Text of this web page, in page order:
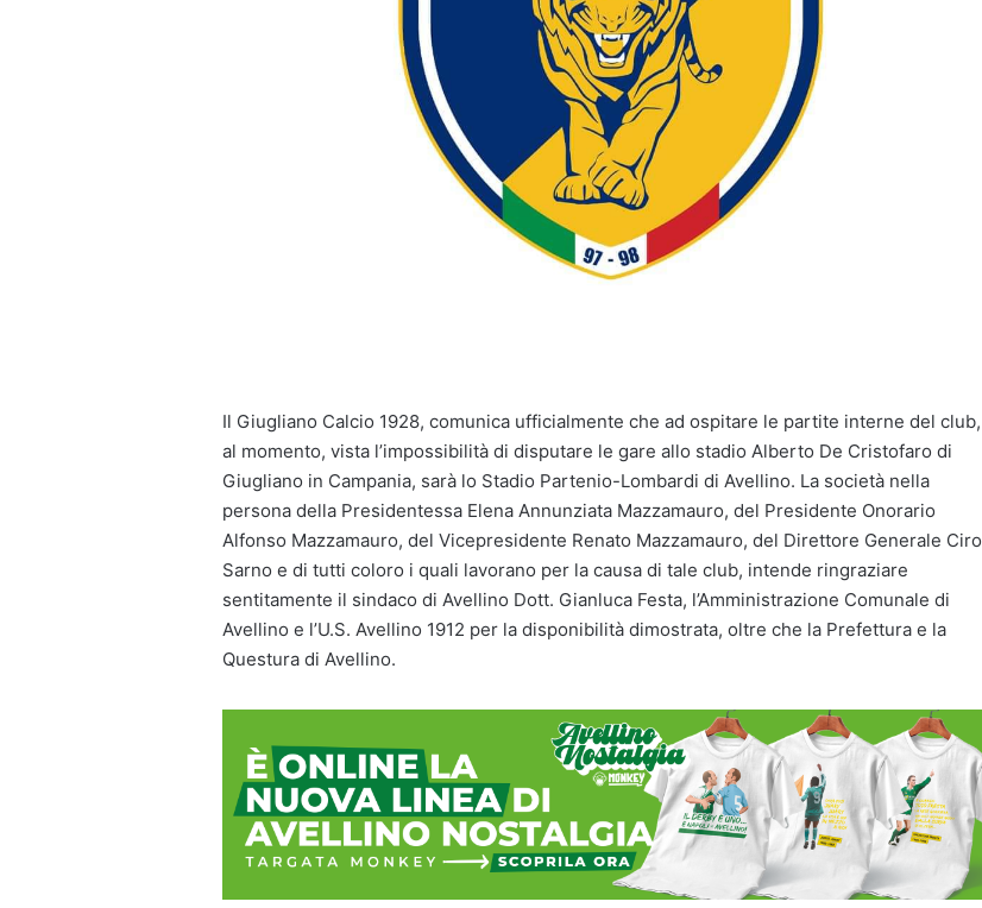
Il Giugliano Calcio 1928, comunica ufficialmente che ad ospitare le partite interne del club,
al momento, vista l’impossibilità di disputare le gare allo stadio Alberto De Cristofaro di
Giugliano in Campania, sarà lo Stadio Partenio-Lombardi di Avellino. La società nella
persona della Presidentessa Elena Annunziata Mazzamauro, del Presidente Onorario
Alfonso Mazzamauro, del Vicepresidente Renato Mazzamauro, del Direttore Generale Ciro
Sarno e di tutti coloro i quali lavorano per la causa di tale club, intende ringraziare
sentitamente il sindaco di Avellino Dott. Gianluca Festa, l’Amministrazione Comunale di
Avellino e l’U.S. Avellino 1912 per la disponibilità dimostrata, oltre che la Prefettura e la
Questura di Avellino.